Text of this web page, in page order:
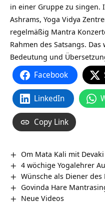
in einer Gruppe zu singen.
Ashrams, Yoga Vidya
regelmäßig Mantra
Rahmen des Satsangs.
Bedeutung und
Facebook
LinkedIn
Copy Link
Om Mata Kali mit
4 wöchige Yogalehrer
Wünsche als Diener des
Govinda Hare
Neue Videos